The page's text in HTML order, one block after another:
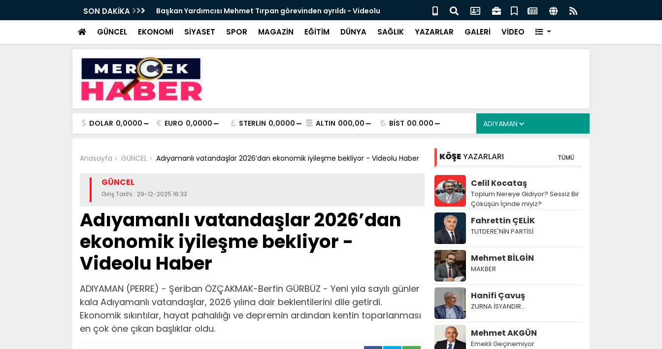
SON DAKİKA
Tırpan görevinden ayrıldı - Videolu Cevdet Yılmaz: Nitelikli İnsan Kaynağı İçin Milli Yetkinlik Hamlesi
TBMM’de Çocuklara Yönelik Düzenleme Teklifi Görüşmeleri
Tamamlandı
GÜNCEL EKONOMİ SİYASET SPOR MAGAZİN EĞİTİM DÜNYA SAĞLIK YAZARLAR GALERİ VİDEO
DOLAR 0,0000 EURO 0,0000 STERLIN 0,0000 ALTIN 000,00 BİST 00.000
Anasayfa GÜNCEL Adıyamanlı vatandaşlar 2026’dan ekonomik iyileşme bekliyor - Videolu Haber
GÜNCEL
Giriş Tarihi : 29-12-2025 16:33
Adıyamanlı vatandaşlar 2026’dan
ekonomik iyileşme bekliyor -
Videolu Haber
ADIYAMAN (PERRE) - Şeriban ÖZÇAKMAK-Berfin GÜRBÜZ - Yeni yıla sayılı günler
kala Adıyamanlı vatandaşlar, 2026 yılına dair beklentilerini dile getirdi.
Ekonomik sıkıntılar, hayat pahalılığı ve depremin ardından kentin toparlanması
en çok öne çıkan başlıklar oldu.
KÖŞEYAZARLARI TÜMÜ
Celil Kocataş
Toplum Nereye Gidiyor? Sessiz Bir
Çöküşün İçinde miyiz?
Fahrettin ÇELİK
TUTDERE'NİN PARTİSİ
Mehmet BİLGİN
MAKBER
Hanifi Çavuş
ZURNA İSYANDIR...
Mehmet AKGÜN
Emekli Geçinemiyor